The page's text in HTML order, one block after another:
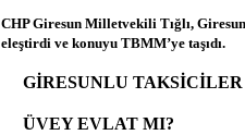
CHP Giresun Milletvekili Tığlı,
eleştirdi ve konuyu TBMM’ye taşıdı.
GİRESUNLU TAKSİCİLER
ÜVEY EVLAT MI?